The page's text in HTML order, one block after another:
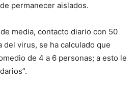
permanecer aislados.
media, contacto diario con 50
del virus, se ha calculado que
de 4 a 6 personas; a esto le